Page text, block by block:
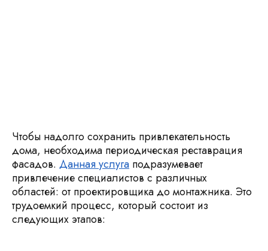
Чтобы надолго сохранить привлекательность
дома, необходима периодическая реставрация
фасадов.Данная услуга подразумевает
привлечение специалистов с различных
областей: от проектировщика до монтажника. Это
трудоемкий процесс, который состоит из
следующих этапов: